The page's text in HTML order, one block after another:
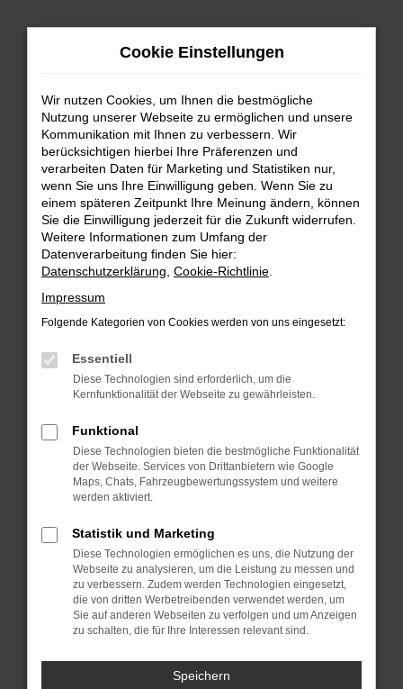
Zum
FEHLER: NETWORK ERROR
Beim Laden ist ein Fehler aufgetreten.
Hier sind ein paar Tipps, die dir helfen können:
Überprüfe deine Firewall und deine
Internetverbindung.
Laden andere Webseiten, zum Beispiel deine
Manche Erweiterungen, wie Werbeblocker,
verhindern. Funktioniert die Seite in einem
anderen Browser oder in einem privaten
Fenster?
Starte dein Gerät neu.
Probleme zu beheben.
Stelle sicher, dass dein Browser und dein
Betriebssystem auf dem neuesten Stand
sind.
Veraltete Software birgt nicht nur ein
Sicherheitsrisiko, sondern kann auch dazu
führen, dass bestimmte Funktionen nicht mehr
unterstützt werden.
Cookie Einstellungen
Wir nutzen Cookies, um Ihnen die bestmögliche
Nutzung unserer Webseite zu ermöglichen und unsere
Kommunikation mit Ihnen zu verbessern. Wir
berücksichtigen hierbei Ihre Präferenzen und
verarbeiten Daten für Marketing und Statistiken nur,
wenn Sie uns Ihre Einwilligung geben. Wenn Sie zu
einem späteren Zeitpunkt Ihre Meinung ändern, können
Sie die Einwilligung jederzeit für die Zukunft widerrufen.
Weitere Informationen zum Umfang der
Datenverarbeitung finden Sie hier:
Datenschutzerklärung Cookie-Richtlinie
Impressum
Folgende Kategorien von Cookies werden von uns eingesetzt:
Essentiell
Diese Technologien sind erforderlich, um die
Kernfunktionalität der Webseite zu gewährleisten.
Funktional
Diese Technologien bieten die bestmögliche Funktionalität
der Webseite. Services von Drittanbietern wie Google
Maps, Chats, Fahrzeugbewertungssystem und weitere
werden aktiviert.
Statistik und Marketing
Diese Technologien ermöglichen es uns, die Nutzung der
Webseite zu analysieren, um die Leistung zu messen und
zu verbessern. Zudem werden Technologien eingesetzt,
die von dritten Werbetreibenden verwendet werden, um
Sie auf anderen Webseiten zu verfolgen und um Anzeigen
zu schalten, die für Ihre Interessen relevant sind.
Speichern